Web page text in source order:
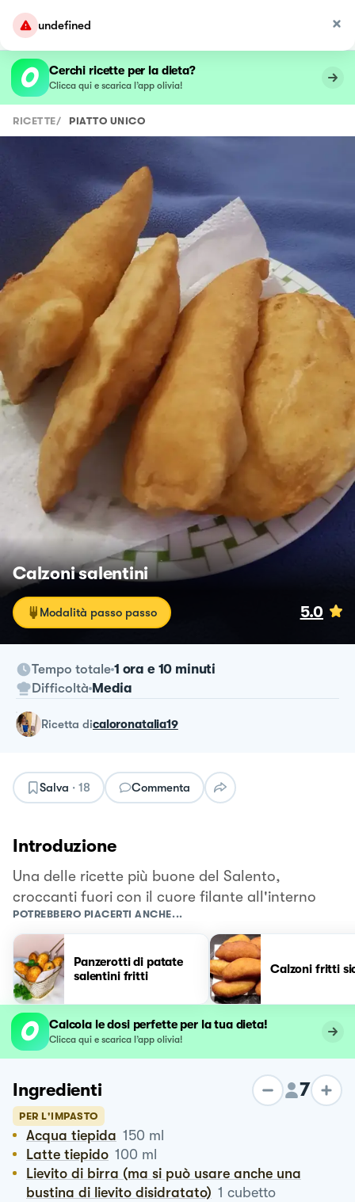
undefined
Cerchi ricette per la dieta?
Clicca qui e scarica l’app olivia!
RICETTE/ PIATTO UNICO
Calzoni salentini
Modalità passo passo 5.0
Tempo totale 1 ora e 10 minuti
Difficoltà Media
ricetta dicaloronatalia19
Salva · 18 Commenta
Introduzione
Una delle ricette più buone del Salento,
croccanti fuori con il cuore filante all'interno
POTREBBERO PIACERTI ANCHE...
Panzerotti di patate
salentini fritti
Calzoni fritti
Calcola le dosi perfette per la tua dieta!
Clicca qui e scarica l’app olivia!
Ingredienti 7
PER L'IMPASTO
Acqua tiepida 150 ml
Latte tiepido 100 ml
Lievito di birra (ma si può usare anche una
bustina di lievito disidratato) 1 cubetto